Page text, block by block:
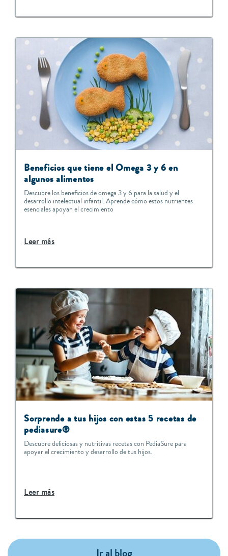
Beneficios que tiene el Omega 3 y 6 en
algunos alimentos
Descubre los beneficios de omega 3 y 6 para la salud y el
desarrollo intelectual infantil. Aprende cómo estos nutrientes
esenciales apoyan el crecimiento
Leer más
Sorprende a tus hijos con estas 5 recetas de
pediasure®
Descubre deliciosas y nutritivas recetas con PediaSure para
apoyar el crecimiento y desarrollo de tus hijos.
Leer más